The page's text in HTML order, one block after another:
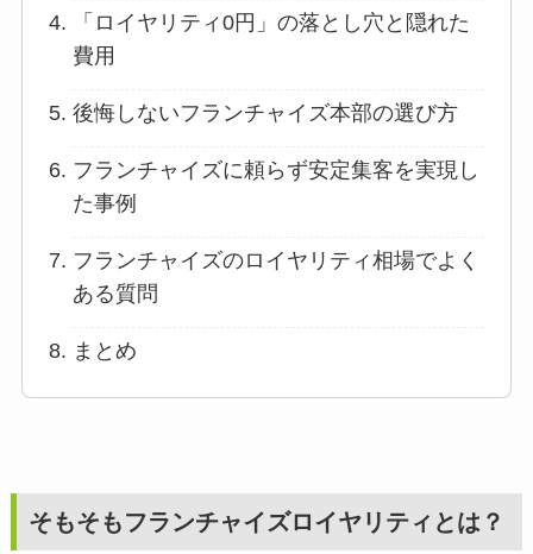
「ロイヤリティ0円」の落とし穴と隠れた
費用
後悔しないフランチャイズ本部の選び方
フランチャイズに頼らず安定集客を実現し
た事例
フランチャイズのロイヤリティ相場でよく
ある質問
まとめ
そもそもフランチャイズロイヤリティとは？